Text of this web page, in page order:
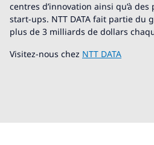
centres d’innovation ainsi qu’à
start-ups. NTT DATA fait partie du
plus de 3 milliards de dollars
Visitez-nous chez NTT DATA